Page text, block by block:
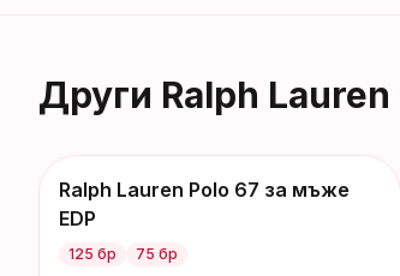
Други Ralph Lauren
-18€
Ralph Lauren Polo 67 за мъже
EDP
125 бр 75 бр